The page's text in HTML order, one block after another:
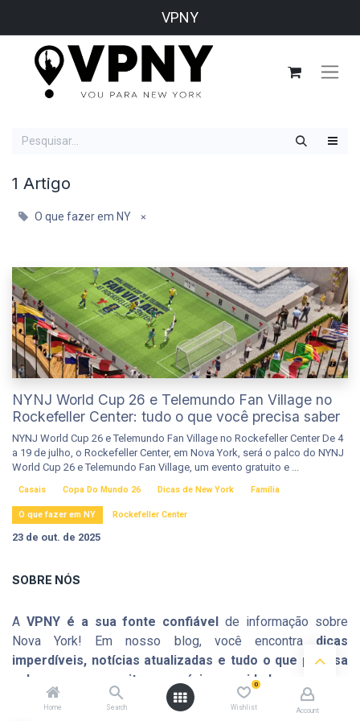
Home Search
0
Wishlist Account
VPNY
1 Artigo
O que fazer em NY ×
NYNJ World Cup 26 e Telemundo Fan Village no
Rockefeller Center: tudo o que você precisa saber
NYNJ World Cup 26 e Telemundo Fan Village no Rockefeller Center De 4
a 19 de julho, o Rockefeller Center, em Nova York, será o palco do NYNJ
World Cup 26 e Telemundo Fan Village, um evento gratuito e ...
Casais Copa Do Mundo 26 Dicas de New York Família
O que fazer em NY Rockefeller Center
23 de out. de 2025
SOBRE NÓS
A VPNY é a sua fonte confiável de informação sobre
Nova York! Em nosso blog, você encontra dicas
imperdíveis, notícias atualizadas e tudo o que precisa
saber para aproveitar ao máximo a cidade que nunca
dorme. Seja para descobrir os melhores passeios,